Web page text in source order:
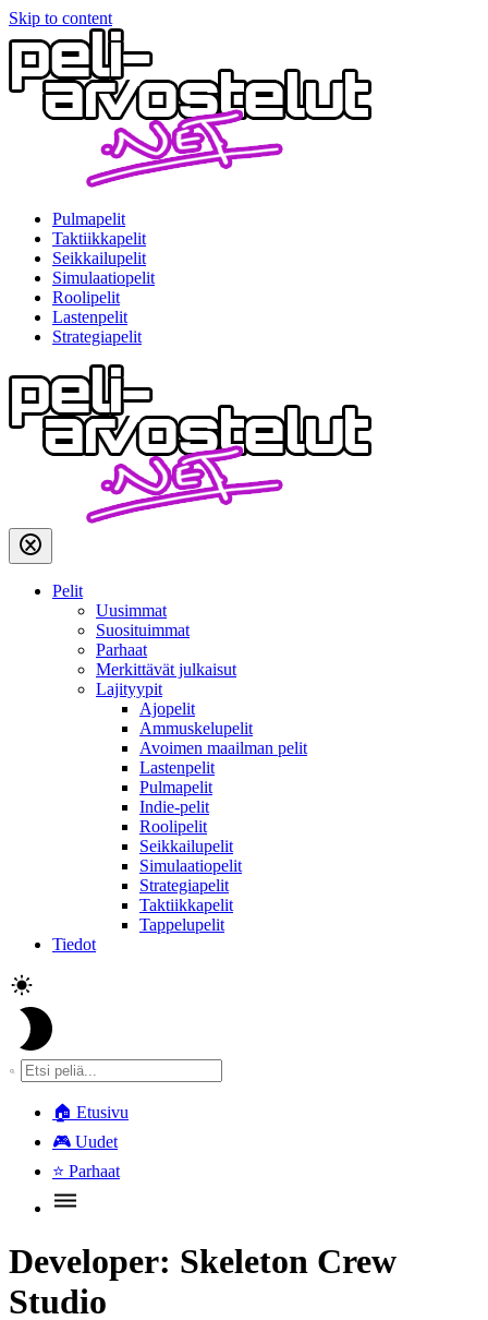
Skip to content
Pulmapelit
Taktiikkapelit
Seikkailupelit
Simulaatiopelit
Roolipelit
Lastenpelit
Strategiapelit
Pelit
Uusimmat
Suosituimmat
Parhaat
Merkittävät julkaisut
Lajityypit
Ajopelit
Ammuskelupelit
Avoimen maailman pelit
Lastenpelit
Pulmapelit
Indie-pelit
Roolipelit
Seikkailupelit
Simulaatiopelit
Strategiapelit
Taktiikkapelit
Tappelupelit
Tiedot
🏠 Etusivu
🎮 Uudet
⭐ Parhaat
Developer: Skeleton Crew
Studio